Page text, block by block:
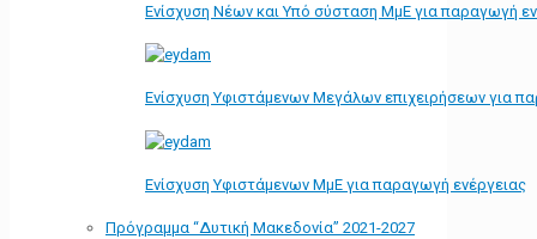
Ενίσχυση Νέων και Υπό σύσταση ΜμΕ για παραγωγή
Ενίσχυση Υφιστάμενων Μεγάλων επιχειρήσεων για
Ενίσχυση Υφιστάμενων ΜμΕ για παραγωγή ενέργειας
Πρόγραμμα “Δυτική Μακεδονία” 2021-2027